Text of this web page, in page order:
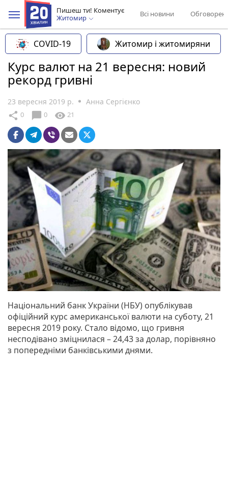
Пишеш ти! Коментує
Житомир
Всі новини
COVID-19 Житомир і житомиряни
Курс валют на 21 вересня: новий
рекорд гривні
23 вересня 2019 р. Анна Сергієнко
share 0 chat_bubble 0 visibility 21
Національний банк України (НБУ) опублікував
офіційний курс американської валюти на суботу, 21
вересня 2019 року. Стало відомо, що гривня
несподівано зміцнилася – 24,43 за долар, порівняно
з попередніми банківськими днями.